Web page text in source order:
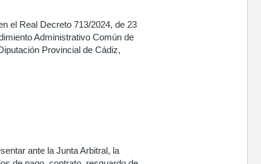
el Real Decreto 713/2024, de 23
Administrativo Común de
Provincial de Cádiz,
ante la Junta Arbitral, la